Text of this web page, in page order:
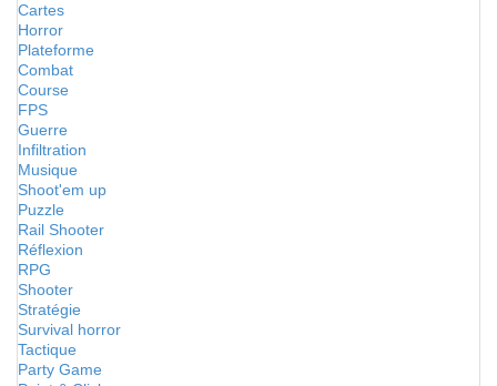
Cartes
Horror
Plateforme
Combat
Course
FPS
Guerre
Infiltration
Musique
Shoot'em up
Puzzle
Rail Shooter
Réflexion
RPG
Shooter
Stratégie
Survival horror
Tactique
Party Game